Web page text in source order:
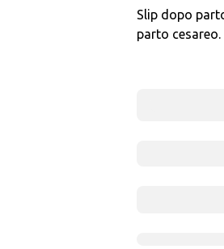
Slip dopo
parto cesareo.